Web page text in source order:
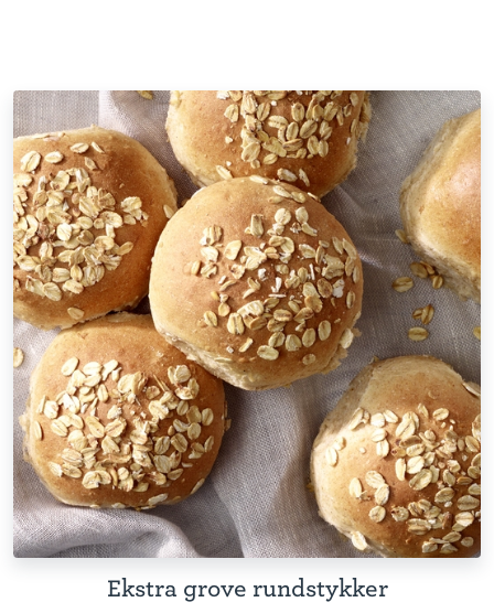
Ekstra grove rundstykker